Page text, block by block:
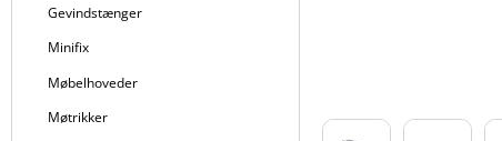
Gevindstænger
Minifix
Møbelhoveder
Møtrikker